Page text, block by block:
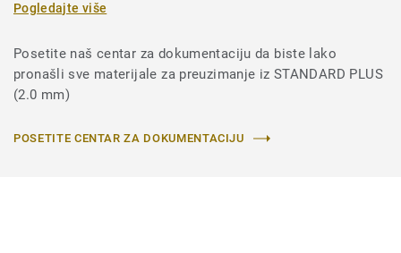
Pogledajte više
Posetite naš centar za dokumentaciju da biste lako
pronašli sve materijale za preuzimanje iz STANDARD PLUS
(2.0 mm)
POSETITE CENTAR ZA DOKUMENTACIJU